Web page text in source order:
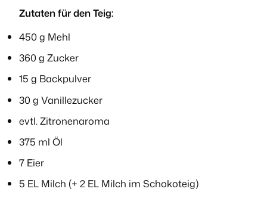
Zutaten für den Teig:
450 g Mehl
360 g Zucker
15 g Backpulver
30 g Vanillezucker
evtl. Zitronenaroma
375 ml Öl
7 Eier
5 EL Milch (+ 2 EL Milch im Schokoteig)